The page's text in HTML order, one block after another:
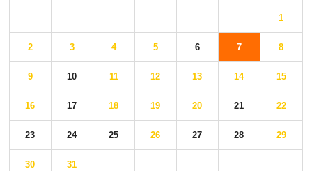
1
2 3 4 5 6 7 8
9 10 11 12 13 14 15
16 17 18 19 20 21 22
23 24 25 26 27 28 29
30 31